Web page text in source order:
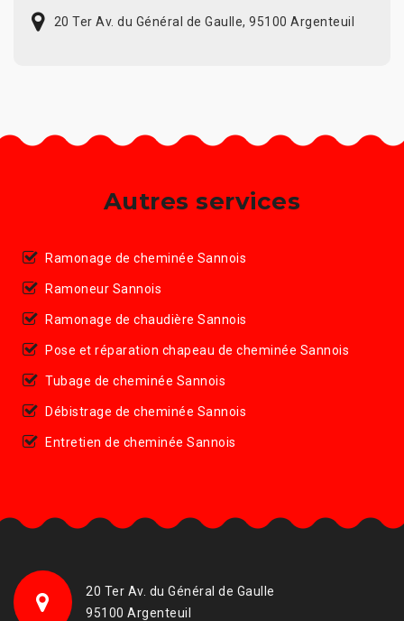
20 Ter Av. du Général de Gaulle, 95100 Argenteuil
Autres services
Ramonage de cheminée Sannois
Ramoneur Sannois
Ramonage de chaudière Sannois
Pose et réparation chapeau de cheminée Sannois
Tubage de cheminée Sannois
Débistrage de cheminée Sannois
Entretien de cheminée Sannois
20 Ter Av. du Général de Gaulle
95100 Argenteuil